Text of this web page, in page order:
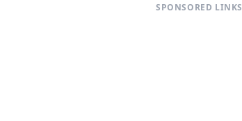
SPONSORED LINKS